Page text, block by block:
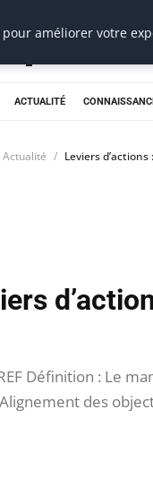
ACTUALITÉ
Actualité Leviers
Définition : Le
des
améliorer votre